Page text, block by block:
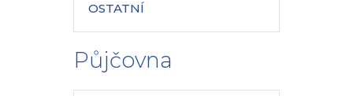
OSTATNÍ
Půjčovna